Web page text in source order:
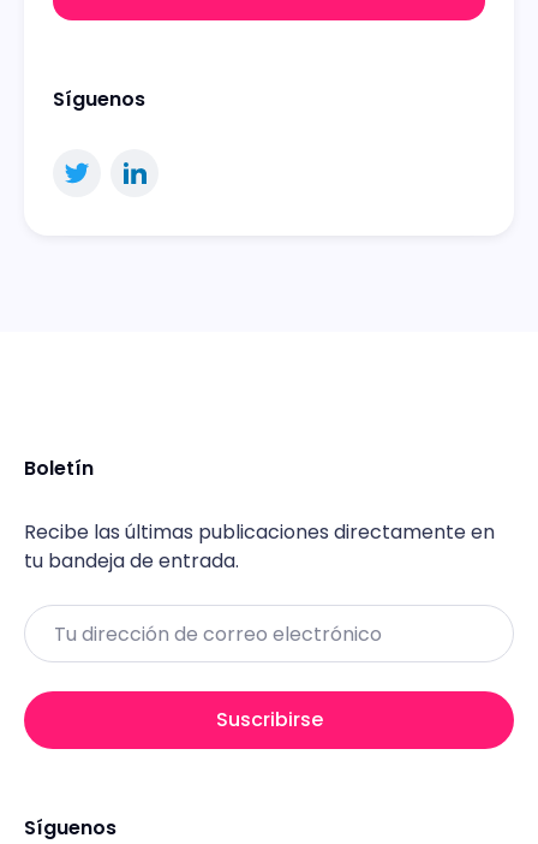
Síguenos
Boletín
Recibe las últimas publicaciones directamente en
tu bandeja de entrada.
Email
Suscribirse
Síguenos